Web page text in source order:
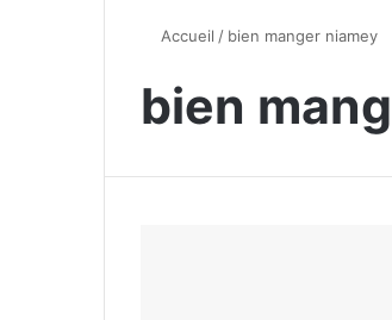
Accueil / bien manger niamey
bien